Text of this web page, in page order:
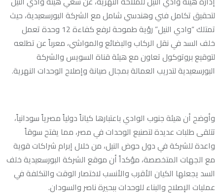
لتحقيق تكامل فني وهندسي شامل مع الشركة البورسعيدية، حيث
تمتلك “وادي النيل” رؤية طموحة لرفع كفاءة 12 وحدة تعمل
خلف السد في نقل الركاب والبضائع والمواشي، معرباً عن تطلعه
لتوقيع بروتوكول تعاون مع هيئة قناة السويس والشركة
البورسعيدية لتدريب العمالة بمجال صيانة وإصلاح الوحدات النهرية.
وأوضح أن هيئة جنوب الوادي باعتبارها كياناً دولياً مصرياً سودانياً،
تتلقى طلبات عديدة لتصنيع الوحدات في مصر، مما يفتح سوقاً
واعدة للشركة في دول حوض النيل، من خلال إبرام شراكات قوية
مع الجهات المتخصصة، مؤكداً أن موقع الشركة البورسعيدية خلف
السد يجعلها الكيان الأقرب والأنسب لاختصار الوقت والتكلفة في
عمليات الإصلاح والبناء للوحدات ببحيرة ناصر والسودان.